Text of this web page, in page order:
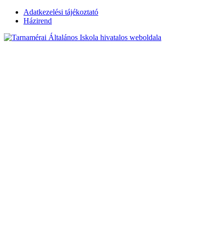
Skip
Adatkezelési tájékoztató
Házirend